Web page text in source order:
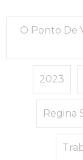
O Ponto De
2023
Regina